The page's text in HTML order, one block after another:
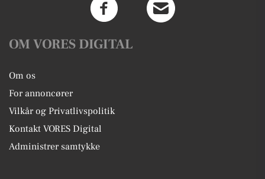
OM VORES DIGITAL
Om os
For annoncører
Vilkår og Privatlivspolitik
Kontakt VORES Digital
Administrer samtykke